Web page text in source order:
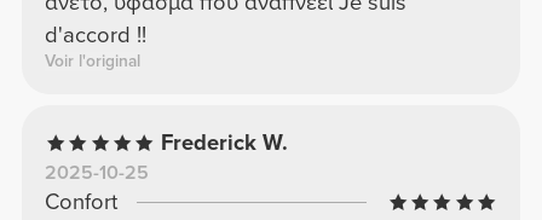
d'accord !!
Voir l'original
Frederick W.
2025-10-25
Confort